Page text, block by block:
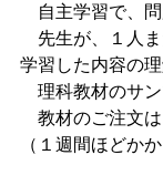
自主学習で、問
先生が、１人ま
学習した内容の
理科教材のサ
教材のご注文は
（１週間ほどか